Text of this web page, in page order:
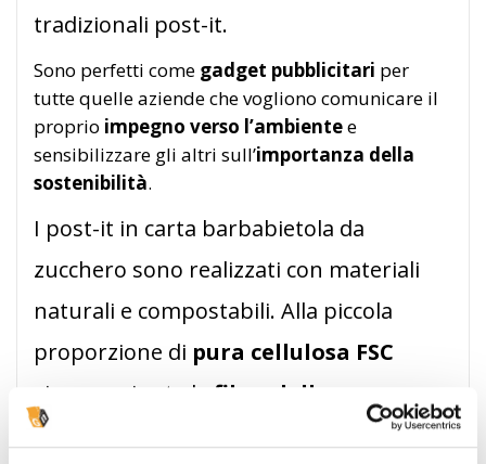
tradizionali post-it.
Sono perfetti come gadget pubblicitari per
tutte quelle aziende che vogliono comunicare il
proprio impegno verso l’ambientee
sensibilizzare gli altri sull’importanza della
sostenibilità.
I post-it in carta barbabietola da
zucchero sono realizzati con materiali
naturali e compostabili. Alla piccola
proporzione di pura cellulosa FSC
viene aggiunta la fibra della
barbabietola
macinata, per dare vita a